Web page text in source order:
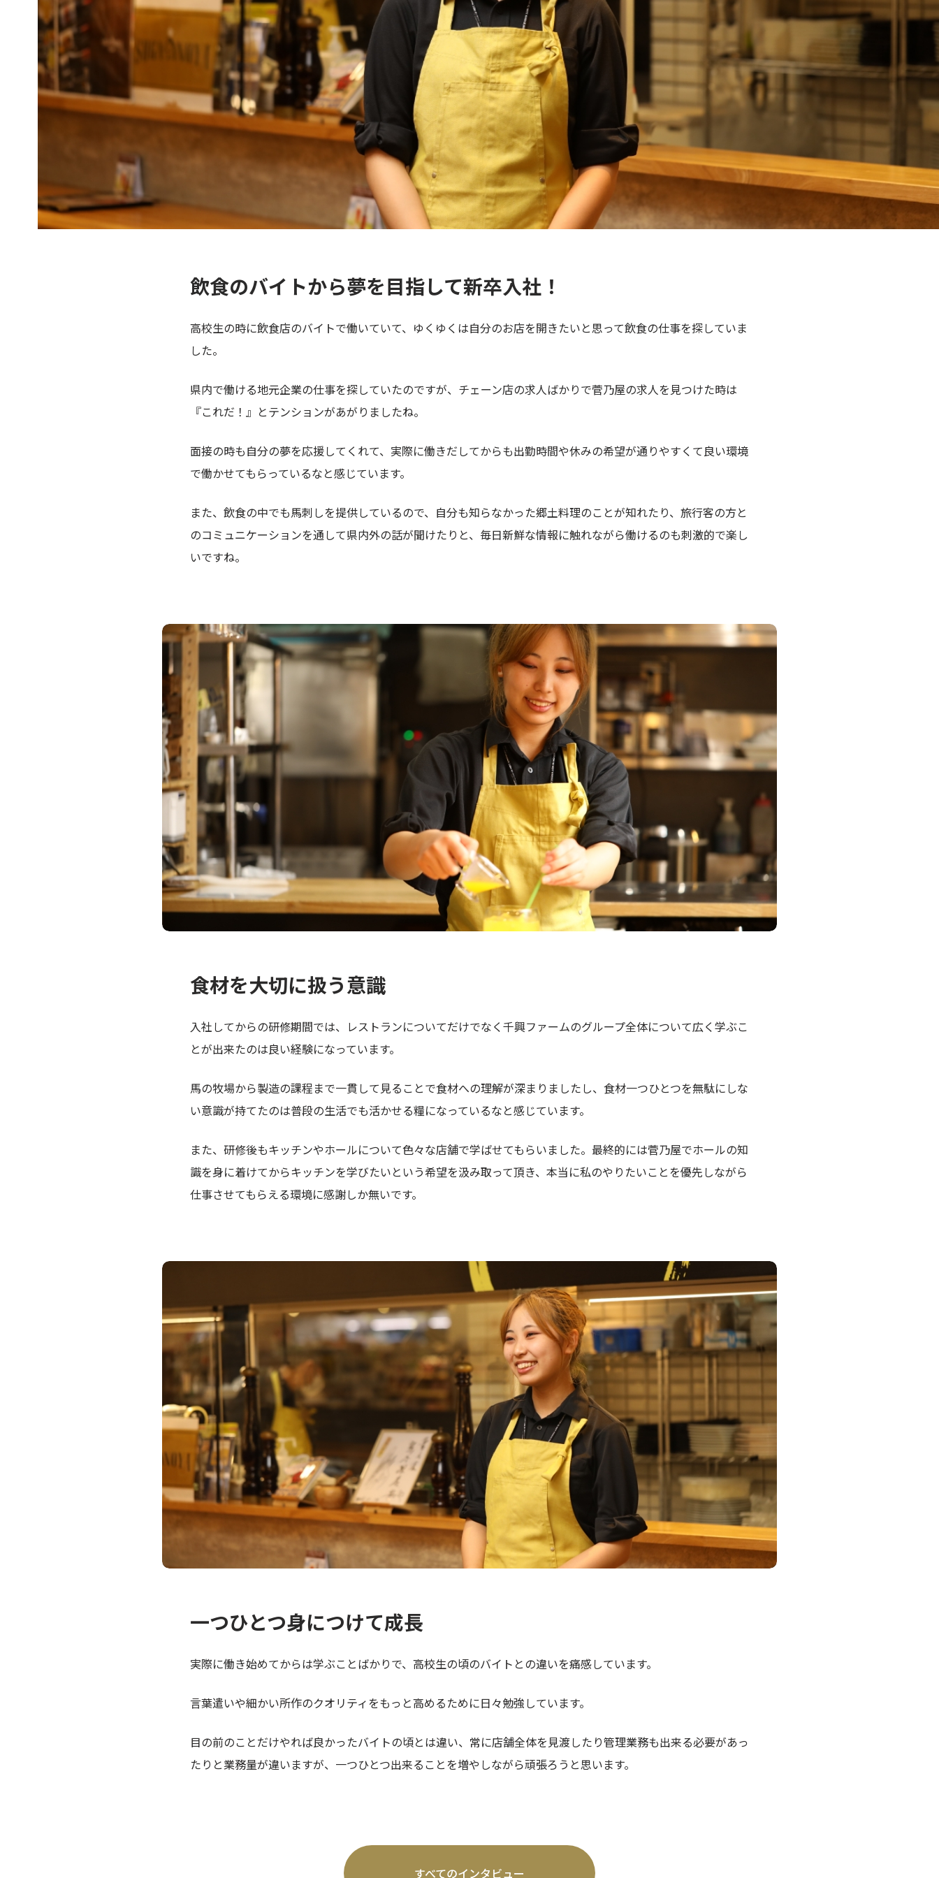
飲食のバイトから夢を目指して新卒入社！
高校生の時に飲食店のバイトで働いていて、ゆくゆくは自分のお店を開きたいと思って飲食の仕事を探していま
した。
県内で働ける地元企業の仕事を探していたのですが、チェーン店の求人ばかりで菅乃屋の求人を見つけた時は
『これだ！』とテンションがあがりましたね。
面接の時も自分の夢を応援してくれて、実際に働きだしてからも出勤時間や休みの希望が通りやすくて良い環境
で働かせてもらっているなと感じています。
また、飲食の中でも馬刺しを提供しているので、自分も知らなかった郷土料理のことが知れたり、旅行客の方と
のコミュニケーションを通して県内外の話が聞けたりと、毎日新鮮な情報に触れながら働けるのも刺激的で楽し
いですね。
食材を大切に扱う意識
入社してからの研修期間では、レストランについてだけでなく千興ファームのグループ全体について広く学ぶこ
とが出来たのは良い経験になっています。
馬の牧場から製造の課程まで一貫して見ることで食材への理解が深まりましたし、食材一つひとつを無駄にしな
い意識が持てたのは普段の生活でも活かせる糧になっているなと感じています。
また、研修後もキッチンやホールについて色々な店舗で学ばせてもらいました。最終的には菅乃屋でホールの知
識を身に着けてからキッチンを学びたいという希望を汲み取って頂き、本当に私のやりたいことを優先しながら
仕事させてもらえる環境に感謝しか無いです。
一つひとつ身につけて成長
実際に働き始めてからは学ぶことばかりで、高校生の頃のバイトとの違いを痛感しています。
言葉遣いや細かい所作のクオリティをもっと高めるために日々勉強しています。
目の前のことだけやれば良かったバイトの頃とは違い、常に店舗全体を見渡したり管理業務も出来る必要があっ
たりと業務量が違いますが、一つひとつ出来ることを増やしながら頑張ろうと思います。
すべてのインタビュー